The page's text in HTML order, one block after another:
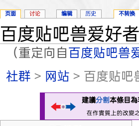
百度贴吧兽爱好
（重定向自百度贴吧兽
社群 > 网站 > 百度贴吧
建議分割本條目
在作實質上的改變
页面 讨论 编辑 历史 不转换